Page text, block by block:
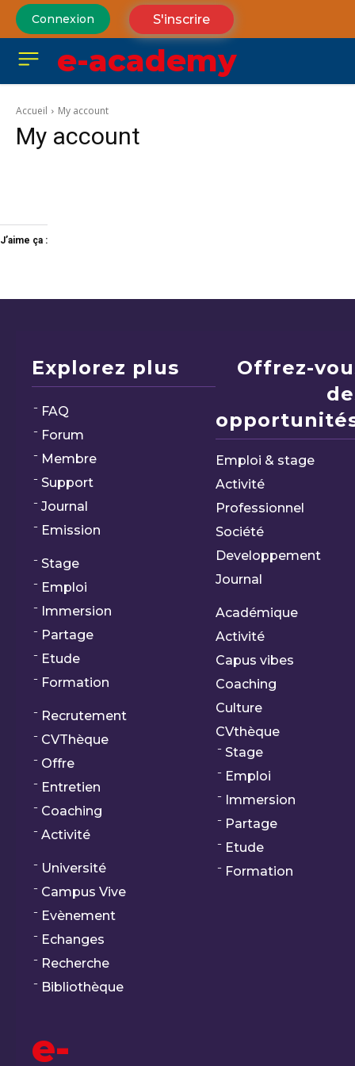
Connexion S'inscrire
e-academy
Accueil My account
My account
J’aime ça :
Explorez plus
FAQ
Forum
Membre
Support
Journal
Emission
Stage
Emploi
Immersion
Partage
Etude
Formation
Recrutement
CVThèque
Offre
Entretien
Coaching
Activité
Université
Campus Vive
Evènement
Echanges
Recherche
Bibliothèque
e-
Offrez-
Emploi & stage
Activité
Professionnel
Société
Developpement
Journal
Académique
Activité
Capus vibes
Coaching
Culture
CVthèque
Stage
Emploi
Immersion
Partage
Etude
Formation